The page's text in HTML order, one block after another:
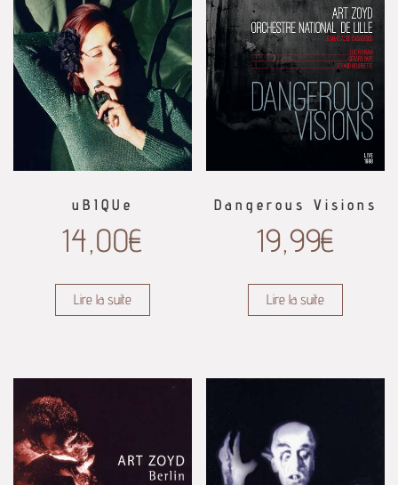
uBIQUe
14,00€
Lire la suite
Dangerous Visions
19,99€
Lire la suite